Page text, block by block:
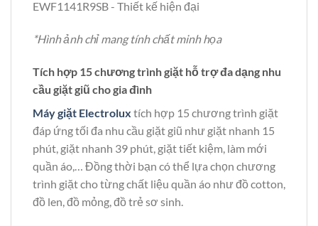
*Hình ảnh chỉ mang tính chất minh họa
Tích hợp 15 chương trình giặt hỗ trợ đa dạng nhu
cầu giặt giũ cho gia đình
Máy giặt Electrolux tích hợp 15 chương trình giặt
đáp ứng tối đa nhu cầu giặt giũ như giặt nhanh 15
phút, giặt nhanh 39 phút, giặt tiết kiệm, làm mới
quần áo,… Đồng thời bạn có thể lựa chọn chương
trình giặt cho từng chất liệu quần áo như đồ cotton,
đồ len, đồ mỏng, đồ trẻ sơ sinh.